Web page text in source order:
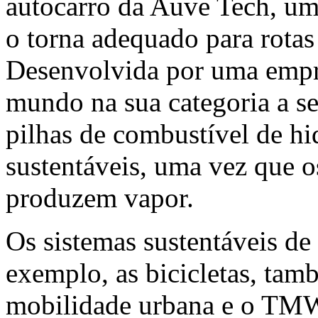
autocarro da Auve Tech,
o torna adequado para
Desenvolvida por uma
mundo na sua categoria a
pilhas de combustível de
sustentáveis, uma vez que
produzem vapor.
Os sistemas sustentáveis
exemplo, as bicicletas,
mobilidade urbana e o